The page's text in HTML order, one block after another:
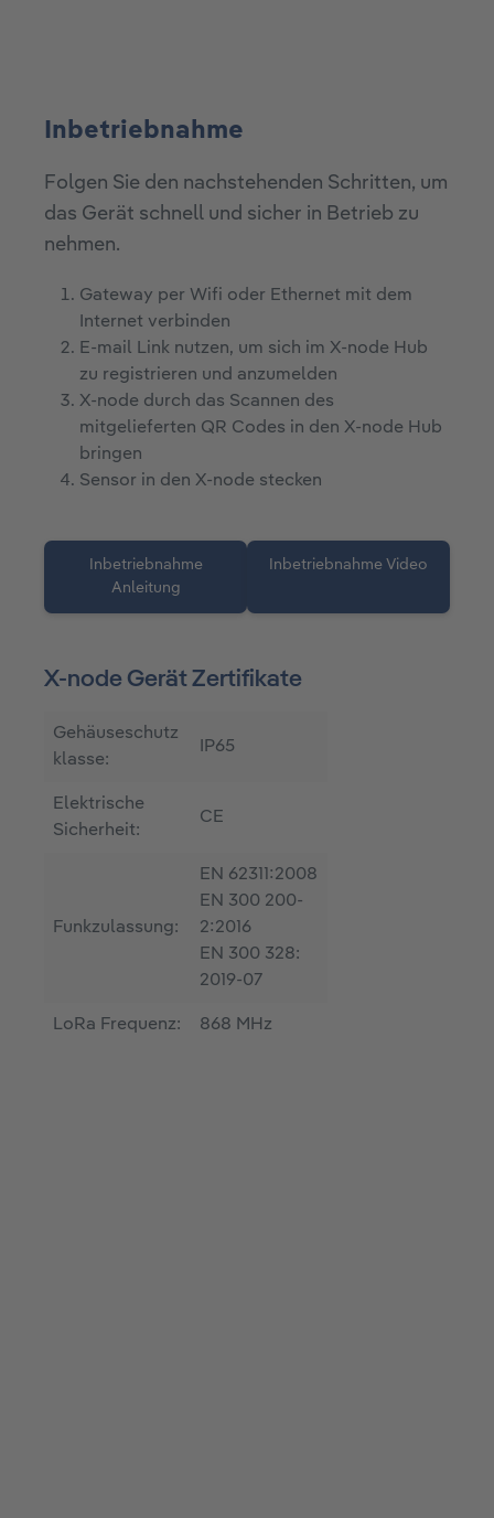
Inbetriebnahme
Folgen Sie den nachstehenden Schritten, um
das Gerät schnell und sicher in Betrieb zu
nehmen.
Gateway per Wifi oder Ethernet mit dem
Internet verbinden
E-mail Link nutzen, um sich im X-node Hub
zu registrieren und anzumelden
X-node durch das Scannen des
mitgelieferten QR Codes in den X-node Hub
bringen
Sensor in den X-node stecken
Inbetriebnahme
Anleitung
Inbetriebnahme Video
X-node Gerät Zertifikate
Gehäuseschutz
klasse:
IP65
Elektrische
Sicherheit:
CE
Funkzulassung:
EN 62311:2008
EN 300 200-
2:2016
EN 300 328:
2019-07
LoRa Frequenz: 868 MHz